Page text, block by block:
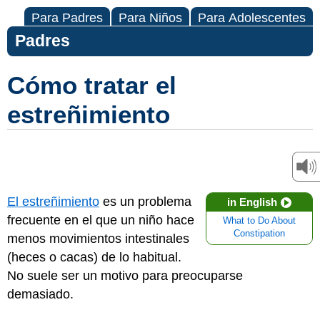
Para Padres Para Niños Para Adolescentes
Padres
Cómo tratar el
estreñimiento
in English
What to Do About
Constipation
El estreñimiento es un problema
frecuente en el que un niño hace
menos movimientos intestinales
(heces o cacas) de lo habitual.
No suele ser un motivo para preocuparse
demasiado.